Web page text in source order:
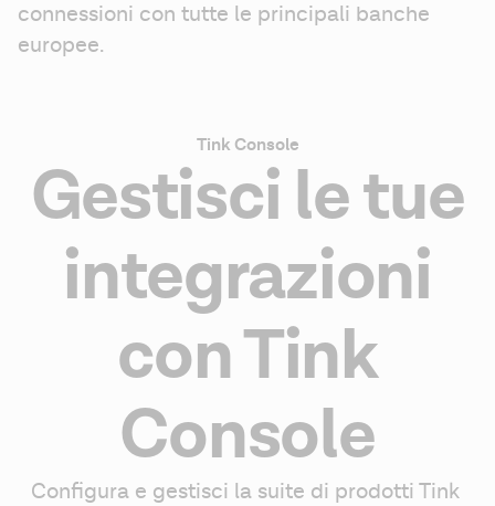
connessioni con tutte le principali banche
europee.
Tink Console
Gestisci le tue
integrazioni
con Tink
Console
Configura e gestisci la suite di prodotti Tink